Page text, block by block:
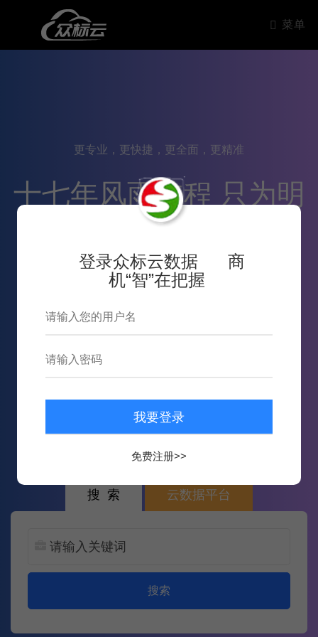
菜单
更专业，更快捷，更全面，更精准
十七年风雨兼程 只为明
天更好的服务
9
2007~2024十七年
8,540,972
次内容推送
搜 索 云数据平台
搜索
登录众标云数据 商
机“智”在把握
免费注册>>